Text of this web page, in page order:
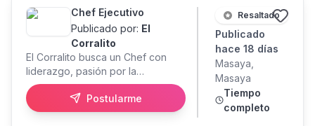
garantizar una experiencia de
servicio de alta calidad, siguiendo
los estándares de Hacienda Los
Chef Ejecutivo
Publicado por: El
Corralito
El Corralito busca un Chef con
liderazgo, pasión por la
gastronomía y visión operativa
para dirigir nuestras cocinas y
garantizar la calidad y
Postularme
Resaltado
Publicado
hace 18 días
Masaya,
Masaya
Tiempo
completo